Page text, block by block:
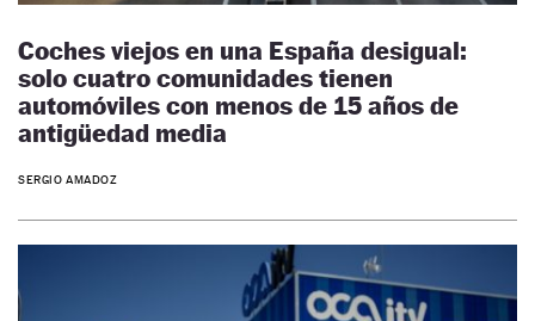
Coches viejos en una España desigual:
solo cuatro comunidades tienen
automóviles con menos de 15 años de
antigüedad media
SERGIO AMADOZ